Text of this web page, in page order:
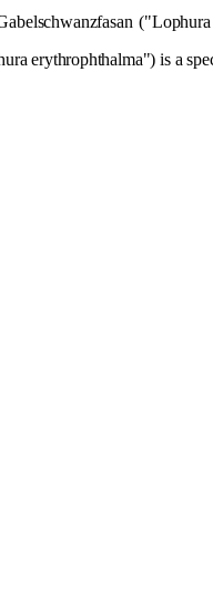
("Lophura
erythrophthalma") is a